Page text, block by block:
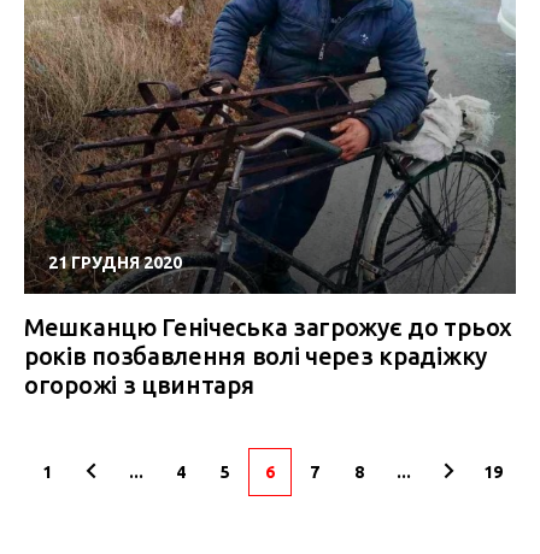
21 ГРУДНЯ 2020
Мешканцю Генічеська загрожує до трьох
років позбавлення волі через крадіжку
огорожі з цвинтаря
1 ... 4 5 6 7 8 ... 19